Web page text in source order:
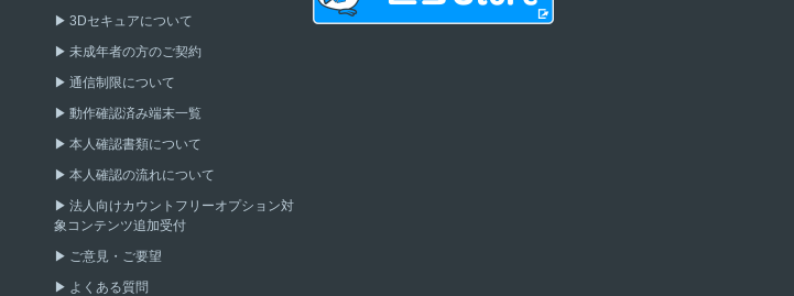
3Dセキュアについて
未成年者の方のご契約
通信制限について
動作確認済み端末一覧
本人確認書類について
本人確認の流れについて
法人向けカウントフリーオプション対
象コンテンツ追加受付
ご意見・ご要望
よくある質問